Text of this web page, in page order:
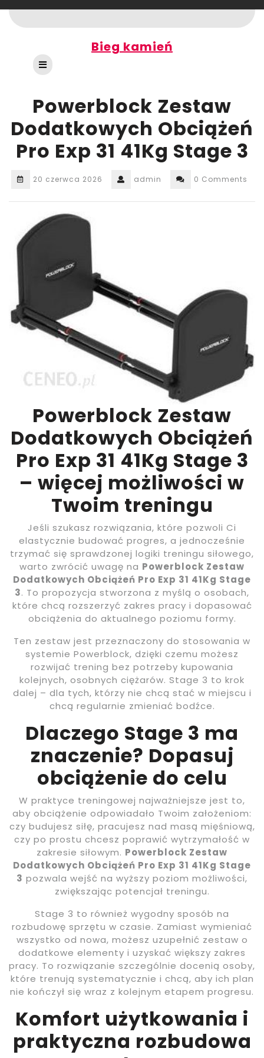
to
content
Bieg kamień
Open
Button
Powerblock Zestaw
Dodatkowych Obciążeń
Pro Exp 31 41Kg Stage 3
20 czerwca 2026 admin 0 Comments
Powerblock Zestaw
Dodatkowych Obciążeń
Pro Exp 31 41Kg Stage 3
– więcej możliwości w
Twoim treningu
Jeśli szukasz rozwiązania, które pozwoli Ci
elastycznie budować progres, a jednocześnie
trzymać się sprawdzonej logiki treningu siłowego,
warto zwrócić uwagę na Powerblock Zestaw
Dodatkowych Obciążeń Pro Exp 31 41Kg Stage
3. To propozycja stworzona z myślą o osobach,
które chcą rozszerzyć zakres pracy i dopasować
obciążenia do aktualnego poziomu formy.
Ten zestaw jest przeznaczony do stosowania w
systemie Powerblock, dzięki czemu możesz
rozwijać trening bez potrzeby kupowania
kolejnych, osobnych ciężarów. Stage 3 to krok
dalej – dla tych, którzy nie chcą stać w miejscu i
chcą regularnie zmieniać bodźce.
Dlaczego Stage 3 ma
znaczenie? Dopasuj
obciążenie do celu
W praktyce treningowej najważniejsze jest to,
aby obciążenie odpowiadało Twoim założeniom:
czy budujesz siłę, pracujesz nad masą mięśniową,
czy po prostu chcesz poprawić wytrzymałość w
zakresie siłowym. Powerblock Zestaw
Dodatkowych Obciążeń Pro Exp 31 41Kg Stage
3 pozwala wejść na wyższy poziom możliwości,
zwiększając potencjał treningu.
Stage 3 to również wygodny sposób na
rozbudowę sprzętu w czasie. Zamiast wymieniać
wszystko od nowa, możesz uzupełnić zestaw o
dodatkowe elementy i uzyskać większy zakres
pracy. To rozwiązanie szczególnie docenią osoby,
które trenują systematycznie i chcą, aby ich plan
nie kończył się wraz z kolejnym etapem progresu.
Komfort użytkowania i
praktyczna rozbudowa